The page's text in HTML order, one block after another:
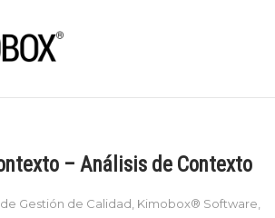
– Análisis de Contexto
Gestión de Calidad Kimobox® Software